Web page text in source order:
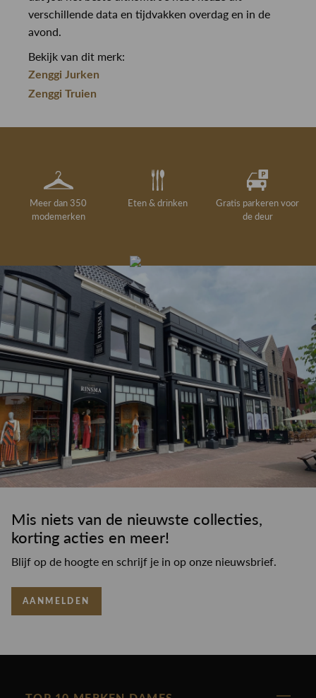
verschillende data en tijdvakken overdag en in de
avond.
Bekijk van dit merk:
Zenggi Jurken
Zenggi Truien
Meer dan 350
modemerken
Eten & drinken
Gratis parkeren voor
de deur
drankje
Gratis retourneren in
de winkel
Deskundig
kledingadvies
Mis niets van de nieuwste collecties,
korting acties en meer!
Blijf op de hoogte en schrijf je in op onze nieuwsbrief.
AANMELDEN